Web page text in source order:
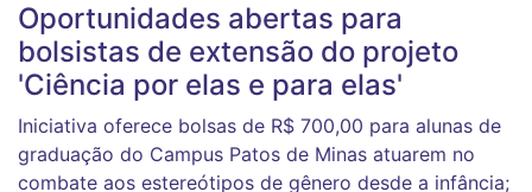
Oportunidades abertas para
bolsistas de extensão do projeto
'Ciência por elas e para elas'
Iniciativa oferece bolsas de R$ 700,00 para alunas de
graduação do Campus Patos de Minas atuarem no
combate aos estereótipos de gênero desde a infância;